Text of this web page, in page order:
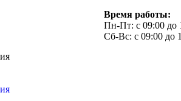
Время работы:
Пн-Пт: с 09:00 до
Сб-Вс: с 09:00 до